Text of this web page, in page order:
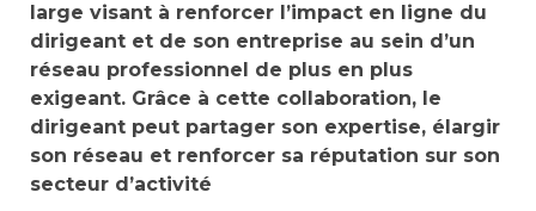
large visant à renforcer l’impact en ligne du
dirigeant et de son entreprise au sein d’un
réseau professionnel de plus en plus
exigeant. Grâce à cette collaboration, le
dirigeant peut partager son expertise, élargir
son réseau et renforcer sa réputation sur son
secteur d’activité